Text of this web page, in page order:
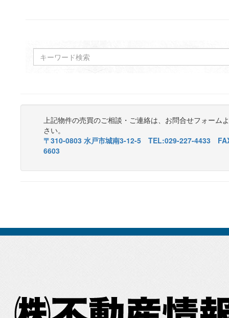
上記物件の売買のご相談・ご連絡は、お問合せフォーム
さい。
〒310-0803 水戸市城南3-12-5 TEL:029-227-4433
6603